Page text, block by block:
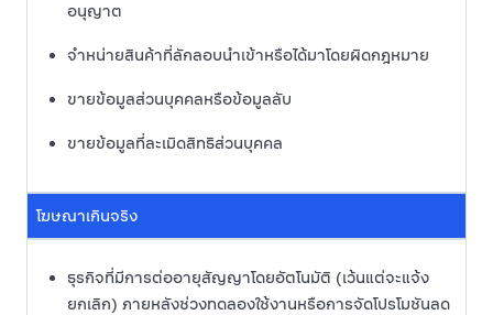
อนุญาต
จำหน่ายสินค้าที่ลักลอบนำเข้าหรือได้มาโดยผิดกฎหมาย
ขายข้อมูลส่วนบุคคลหรือข้อมูลลับ
ขายข้อมูลที่ละเมิดสิทธิส่วนบุคคล
โฆษณาเกินจริง
ธุรกิจที่มีการต่ออายุสัญญาโดยอัตโนมัติ (เว้นแต่จะแจ้ง
ยกเลิก) ภายหลังช่วงทดลองใช้งานหรือการจัดโปรโมชันลด